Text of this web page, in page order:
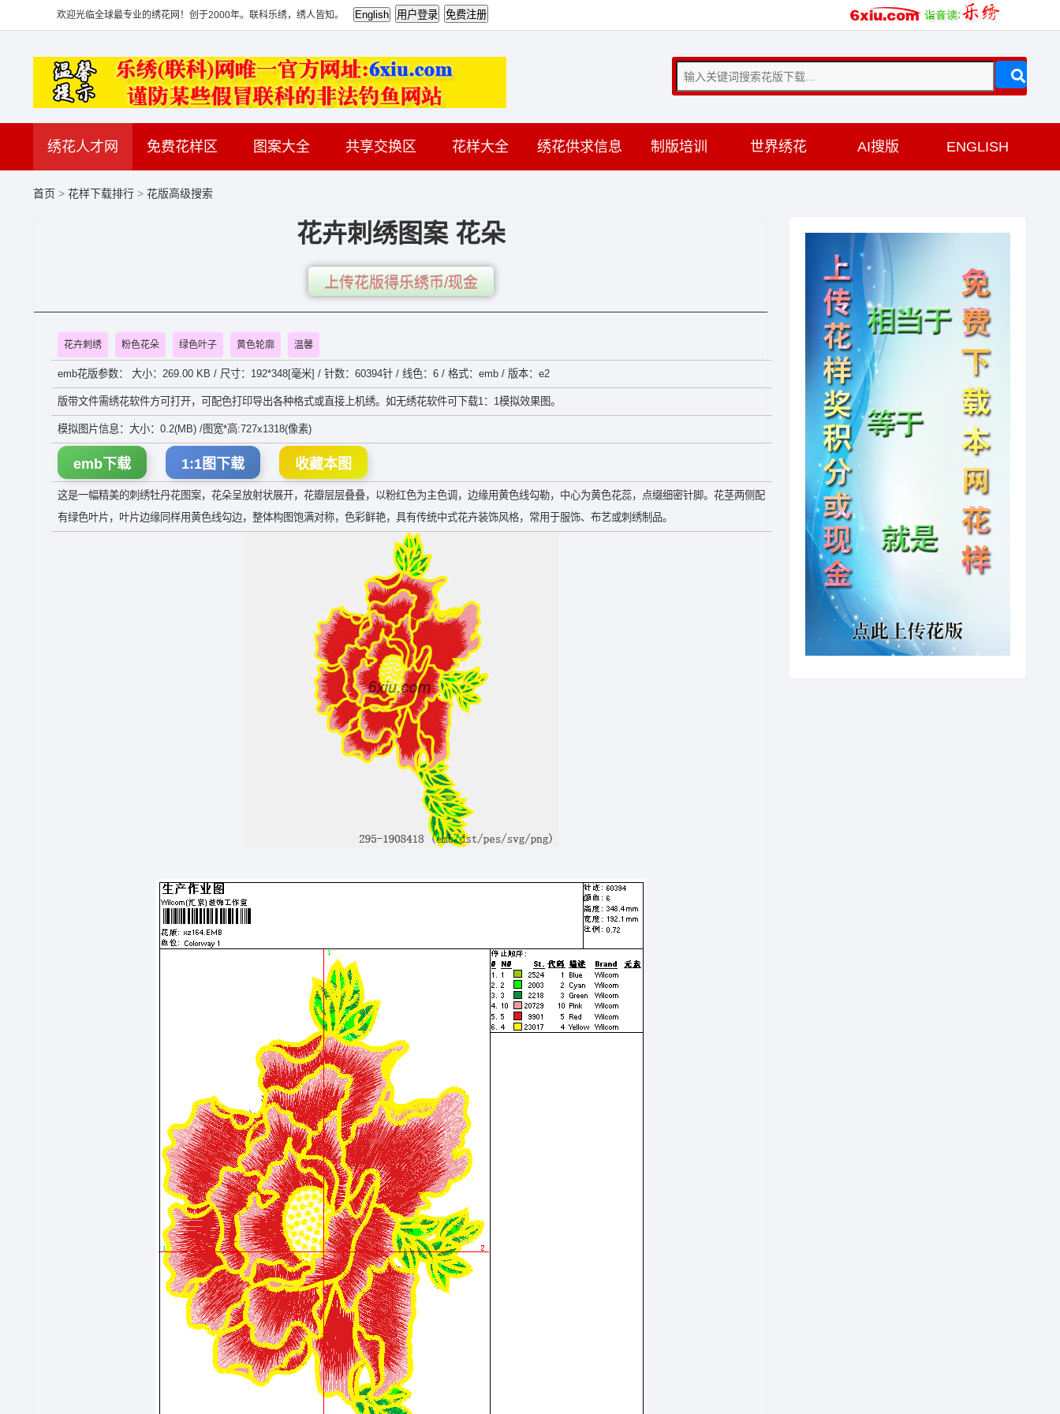
欢迎光临全球最专业的绣花网！创于2000年。联科乐绣，绣人皆知。
绣花人才网 免费花样区 图案大全 共享交换区 花样大全 绣花供求信息 制版培训 世界绣花 AI搜版 ENGLISH
首页 > 花样下载排行 > 花版高级搜索
花卉刺绣图案 花朵
上传花版得乐绣币/现金
花卉刺绣 粉色花朵 绿色叶子 黄色轮廓 温馨
emb花版参数： 大小：269.00 KB / 尺寸：192*348[毫米] / 针数：60394针 / 线色：6 / 格式：emb / 版本：e2
版带文件需绣花软件方可打开，可配色打印导出各种格式或直接上机绣。如无绣花软件可下载1：1模拟效果图。
模拟图片信息：大小：0.2(MB) /图宽*高:727x1318(像素)
emb下载 1:1图下载 收藏本图
这是一幅精美的刺绣牡丹花图案，花朵呈放射状展开，花瓣层层叠叠，以粉红色为主色调，边缘用黄色线勾勒，中心为黄色花蕊，点缀细密针脚。花茎两侧配
有绿色叶片，叶片边缘同样用黄色线勾边，整体构图饱满对称，色彩鲜艳，具有传统中式花卉装饰风格，常用于服饰、布艺或刺绣制品。